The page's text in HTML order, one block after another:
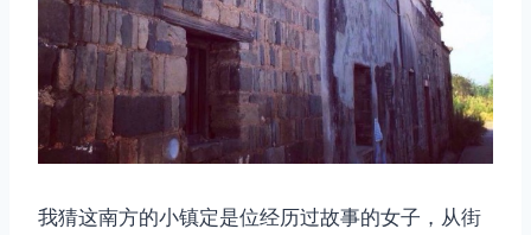
我猜这南方的小镇定是位经历过故事的女子，从街